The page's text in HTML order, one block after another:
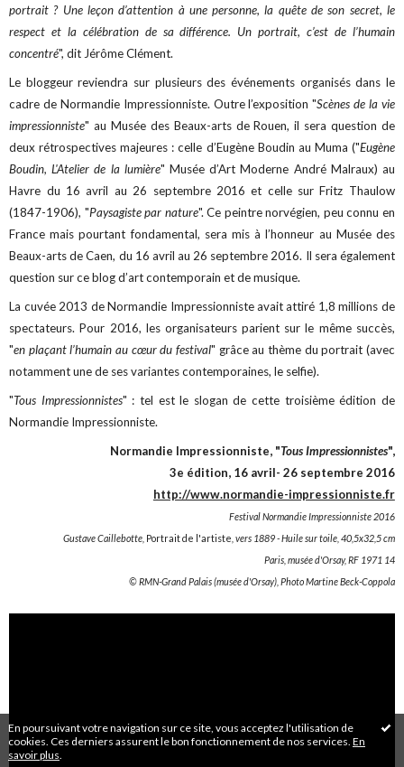
En poursuivant votre navigation sur ce site, vous acceptez l'utilisation de
cookies. Ces derniers assurent le bon fonctionnement de nos services. En
savoir plus
portrait ? Une leçon d’attention à une personne, la quête de son secret, le
respect et la célébration de sa différence. Un portrait, c’est de l’humain
concentré", dit Jérôme Clément.
Le bloggeur reviendra sur plusieurs des événements organisés dans le
cadre de Normandie Impressionniste. Outre l’exposition "Scènes de la vie
impressionniste" au Musée des Beaux-arts de Rouen, il sera question de
deux rétrospectives majeures : celle d’Eugène Boudin au Muma ("Eugène
Boudin, L'Atelier de la lumière" Musée d’Art Moderne André Malraux) au
Havre du 16 avril au 26 septembre 2016 et celle sur Fritz Thaulow
(1847-1906), "Paysagiste par nature". Ce peintre norvégien, peu connu en
France mais pourtant fondamental, sera mis à l’honneur au Musée des
Beaux-arts de Caen, du 16 avril au 26 septembre 2016. Il sera également
question sur ce blog d’art contemporain et de musique.
La cuvée 2013 de Normandie Impressionniste avait attiré 1,8 millions de
spectateurs. Pour 2016, les organisateurs parient sur le même succès,
"en plaçant l’humain au cœur du festival" grâce au thème du portrait (avec
notamment une de ses variantes contemporaines, le selfie).
"Tous Impressionnistes" : tel est le slogan de cette troisième édition de
Normandie Impressionniste.
Normandie Impressionniste, "Tous Impressionnistes",
3e édition, 16 avril- 26 septembre 2016
http://www.normandie-impressionniste.fr
Festival Normandie Impressionniste 2016
Gustave Caillebotte, Portrait de l'artiste , vers 1889 - Huile sur toile, 40,5x32,5 cm
Paris, musée d'Orsay, RF 1971 14
© RMN-Grand Palais (musée d'Orsay), Photo Martine Beck-Coppola